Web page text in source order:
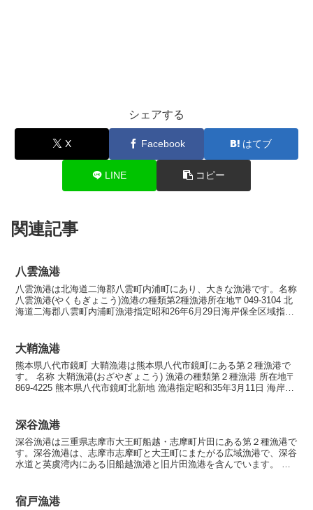
シェアする
X Facebook はてブ
LINE コピー
関連記事
八雲漁港
八雲漁港は北海道二海郡八雲町内浦町にあり、大きな漁港です。名称
八雲漁港(やくもぎょこう)漁港の種類第2種漁港所在地〒049-3104 北
海道二海郡八雲町内浦町漁港指定昭和26年6月29日海岸保全区域指定
大鞘漁港
熊本県八代市鏡町 大鞘漁港は熊本県八代市鏡町にある第２種漁港で
す。 名称 大鞘漁港(おざやぎょこう) 漁港の種類第２種漁港 所在地〒
869-4225 熊本県八代市鏡町北新地 漁港指定昭和35年3月11日 海岸保
深谷漁港
深谷漁港は三重県志摩市大王町船越・志摩町片田にある第２種漁港で
す。深谷漁港は、志摩市志摩町と大王町にまたがる広域漁港で、深谷
水道と英虞湾内にある旧船越漁港と旧片田漁港を含んでいます。 名
宿戸漁港